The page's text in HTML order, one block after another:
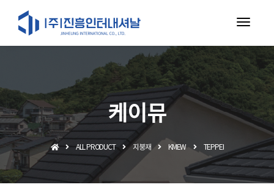
케이뮤
ALL PRODUCT 지붕재 KMEW TEPPEI